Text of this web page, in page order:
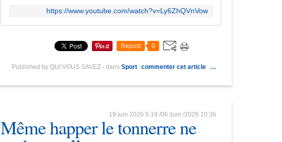
https://www.youtube.com/watch?v=Ly6ZhQVnVow
Repost 0
Published by QUI VOUS SAVEZ - dans Sport commenter cet article …
19 juin 2026 5 19 /06 /juin /2026 10:36
Même happer le tonnerre ne